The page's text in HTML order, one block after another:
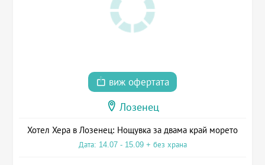
виж офертата
Лозенец
Хотел Хера в Лозенец: Нощувка за двама край морето
Дата: 14.07 - 15.09 + без храна